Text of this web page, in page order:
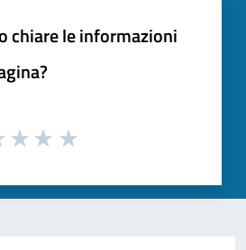
chiare le informazioni